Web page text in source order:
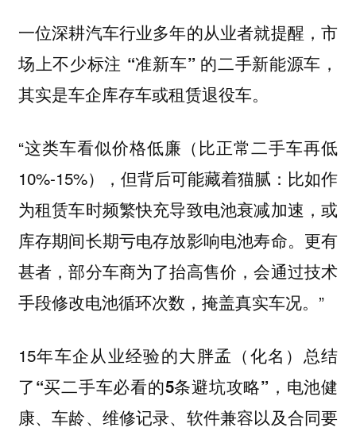
一位深耕汽车行业多年的从业者就提醒，市
场上不少标注 “准新车” 的二手新能源车，
其实是车企库存车或租赁退役车。
“这类车看似价格低廉（比正常二手车再低
10%-15%），但背后可能藏着猫腻：比如作
为租赁车时频繁快充导致电池衰减加速，或
库存期间长期亏电存放影响电池寿命。更有
甚者，部分车商为了抬高售价，会通过技术
手段修改电池循环次数，掩盖真实车况。”
15年车企从业经验的大胖孟（化名）总结
了“买二手车必看的5条避坑攻略”，电池健
康、车龄、维修记录、软件兼容以及合同要